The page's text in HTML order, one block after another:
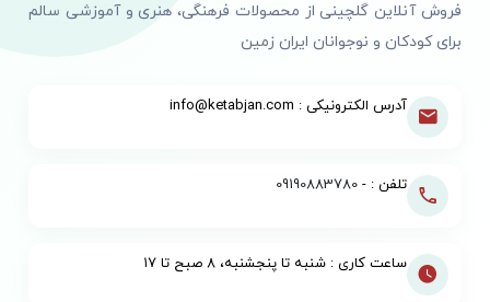
فروش آنلاین گلچینی از محصولات فرهنگی، هنری و آموزشی سالم
برای کودکان و نوجوانان ایران زمین
آدرس الکترونیکی : info@ketabjan.com
تلفن : -09190883780
ساعت کاری : شنبه تا پنجشنبه، ۸ صبح تا ۱۷